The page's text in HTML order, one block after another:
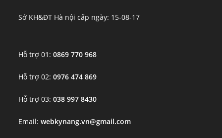
Sở KH&ĐT Hà nội cấp ngày: 15-08-17
Hỗ trợ 01:0869 770 968
Hỗ trợ 02:0976 474 869
Hỗ trợ 03:038 997 8430
Email:webkynang.vn@gmail.com